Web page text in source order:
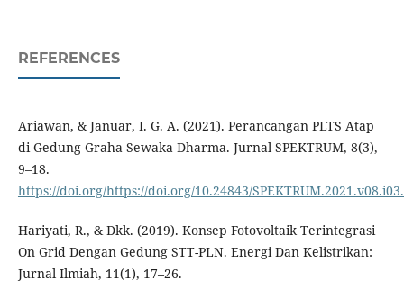
REFERENCES
Ariawan, & Januar, I. G. A. (2021). Perancangan PLTS Atap
di Gedung Graha Sewaka Dharma. Jurnal SPEKTRUM, 8(3),
9–18.
https://doi.org/https://doi.org/10.24843/
Hariyati, R., & Dkk. (2019). Konsep Fotovoltaik Terintegrasi
On Grid Dengan Gedung STT-PLN. Energi Dan Kelistrikan:
Jurnal Ilmiah, 11(1), 17–26.